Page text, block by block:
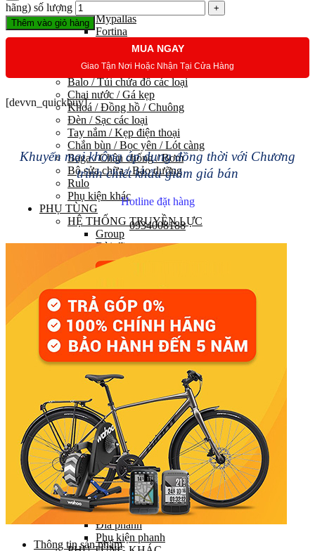
Mypallas
Fortina
Kawamura
Trang phục đạp xe
Balo / Túi chứa đồ các loại
Chai nước / Gá kẹp
Khoá / Đồng hồ / Chuông
Đèn / Sạc các loại
Tay nắm / Kẹp điện thoại
Chắn bùn / Bọc yên / Lót càng
Baga / Chân chống / Bơm
Bộ sửa chữa / Bảo dưỡng
Rulo
Phụ kiện khác
PHỤ TÙNG
HỆ THỐNG TRUYỀN LỰC
Group
Đùi đĩa
Tay đề (chuyển số)
Gạt líp / Gạt đĩa
Líp
Pedal (Bàn đạp)
HỆ THỐNG CHUYỂN ĐỘNG
Trục giữa
Moay ơ
Vành xe (Niềng)
Săm xe (Ruột xe)
Lốp xe (Vỏ xe)
Nan hoa (Căm)
HỆ THỐNG LÁI
Ghi đông (Tay lái)
Pô tăng
Cổ phuộc
Phuộc (Giảm xóc)
HỆ THỐNG PHANH
Bộ phanh / Cụm phanh
Tay phanh / Dây
Má phanh
Đĩa phanh
Phụ kiện phanh
hãng) số lượng
Thêm vào giỏ hàng
MUA NGAY
Giao Tận Nơi Hoặc Nhận Tại Cửa Hàng
[devvn_quickbuy]
Khuyến mại không áp dụng đồng thời với Chương
trình chiết khấu giảm giá bán
Hotline đặt hàng
0934008188
Thông tin sản phẩm